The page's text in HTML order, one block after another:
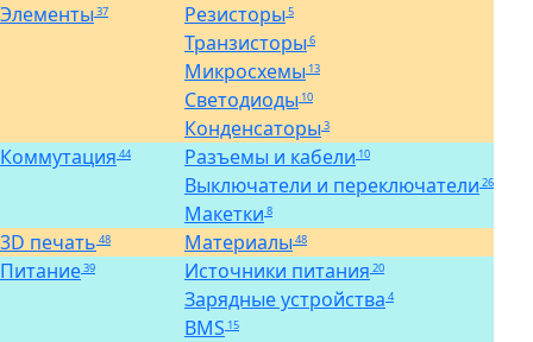
Элементы 37 Резисторы 5
Транзисторы 6
Микросхемы 13
Светодиоды 10
Конденсаторы 3
Коммутация 44 Разъемы и кабели 10
Выключатели и переключатели 26
Макетки 8
3D печать 48 Материалы 48
Питание39 Источники питания 20
Зарядные устройства 4
BMS 15